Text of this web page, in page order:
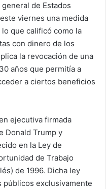
de Estados
viernes una medida
que calificó como la
con dinero de los
la revocación de una
años que permitía a
a ciertos beneficios
ejecutiva firmada
Donald Trump y
en la Ley de
de Trabajo
de 1996. Dicha ley
públicos exclusivamente